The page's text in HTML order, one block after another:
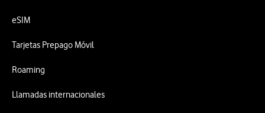
eSIM
Tarjetas Prepago Móvil
Roaming
Llamadas internacionales